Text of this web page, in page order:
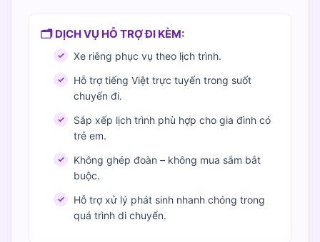
🗂 DỊCH VỤ HỖ TRỢ ĐI KÈM:
Xe riêng phục vụ theo lịch trình.
Hỗ trợ tiếng Việt trực tuyến trong suốt
chuyến đi.
Sắp xếp lịch trình phù hợp cho gia đình có
trẻ em.
Không ghép đoàn – không mua sắm bắt
buộc.
Hỗ trợ xử lý phát sinh nhanh chóng trong
quá trình di chuyển.